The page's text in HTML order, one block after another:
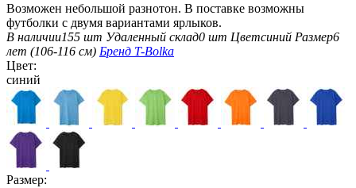
Возможен небольшой разнотон. В поставке возможны
футболки с двумя вариантами ярлыков.
В наличии155 шт Удаленный склад0 шт Цветсиний Размер6
лет (106-116 см) Бренд T-Bolka
Цвет:
синий
Размер: